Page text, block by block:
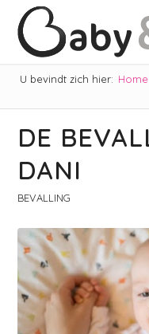
U bevindt zich hier: Home
DE
DANI
BEVALLING